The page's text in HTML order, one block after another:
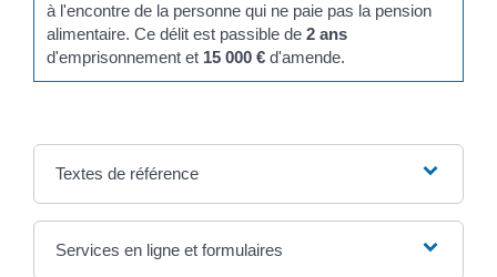
à l'encontre de la personne qui ne paie pas la pension
alimentaire. Ce délit est passible de2 ans
d'emprisonnement et 15 000 € d'amende.
Textes de référence
Services en ligne et formulaires